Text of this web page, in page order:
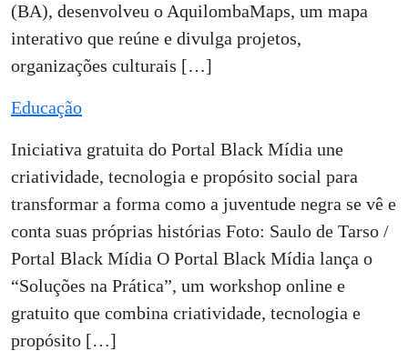
(BA), desenvolveu o AquilombaMaps, um mapa
interativo que reúne e divulga projetos,
organizações culturais […]
Educação
Iniciativa gratuita do Portal Black Mídia une
criatividade, tecnologia e propósito social para
transformar a forma como a juventude negra se vê e
conta suas próprias histórias Foto: Saulo de Tarso /
Portal Black Mídia O Portal Black Mídia lança o
“Soluções na Prática”, um workshop online e
gratuito que combina criatividade, tecnologia e
propósito […]